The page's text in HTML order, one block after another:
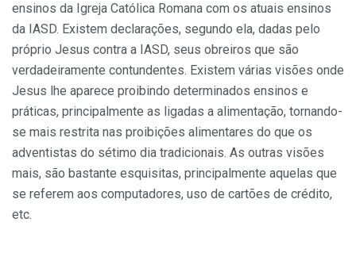
ensinos da Igreja Católica Romana com os atuais ensinos
da IASD. Existem declarações, segundo ela, dadas pelo
próprio Jesus contra a IASD, seus obreiros que são
verdadeiramente contundentes. Existem várias visões onde
Jesus lhe aparece proibindo determinados ensinos e
práticas, principalmente as ligadas a alimentação, tornando-
se mais restrita nas proibições alimentares do que os
adventistas do sétimo dia tradicionais. As outras visões
mais, são bastante esquisitas, principalmente aquelas que
se referem aos computadores, uso de cartões de crédito,
etc.